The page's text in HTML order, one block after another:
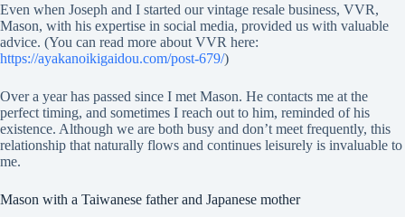
Even when Joseph and I started our vintage resale business, VVR,
Mason, with his expertise in social media, provided us with valuable
advice. (You can read more about VVR here:
https://ayakanoikigaidou.com/post-679/)
Over a year has passed since I met Mason. He contacts me at the
perfect timing, and sometimes I reach out to him, reminded of his
existence. Although we are both busy and don’t meet frequently, this
relationship that naturally flows and continues leisurely is invaluable to
me.
Mason with a Taiwanese father and Japanese mother